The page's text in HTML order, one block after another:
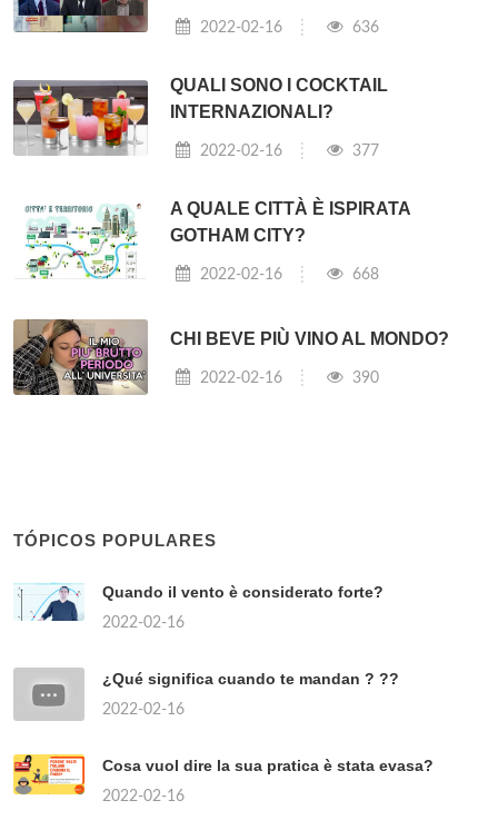
2022-02-16 636
QUALI SONO I COCKTAIL
INTERNAZIONALI?
2022-02-16 377
A QUALE CITTÀ È ISPIRATA
GOTHAM CITY?
2022-02-16 668
CHI BEVE PIÙ VINO AL MONDO?
2022-02-16 390
TÓPICOS POPULARES
Quando il vento è considerato forte?
2022-02-16
¿Qué significa cuando te mandan ? ??
2022-02-16
Cosa vuol dire la sua pratica è stata evasa?
2022-02-16